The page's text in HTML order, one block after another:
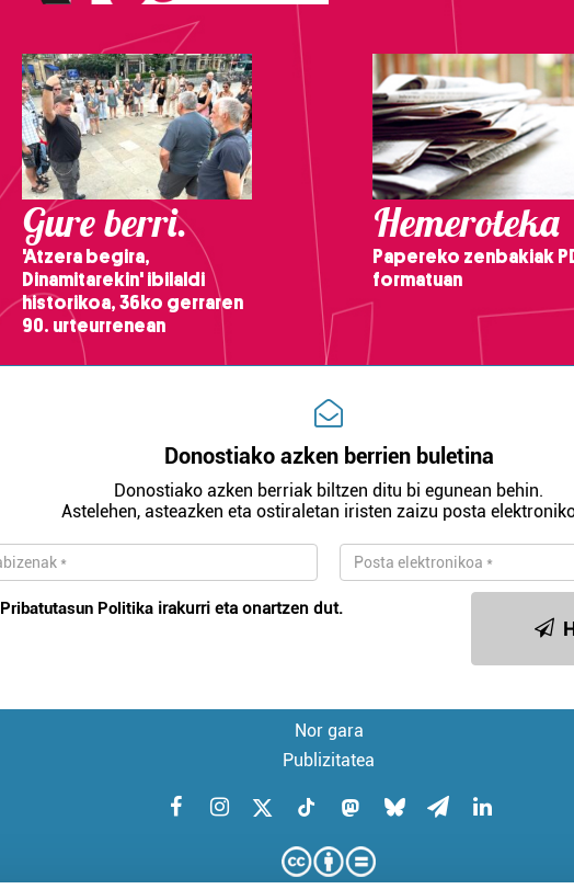
Gure berri.
'Atzera begira,
Dinamitarekin' ibilaldi
historikoa, 36ko gerraren
90. urteurrenean
Hemeroteka
Papereko zenbakiak
formatuan
Donostiako azken berrien buletina
Donostiako azken berriak biltzen ditu bi egunean behin.
Astelehen, asteazken eta ostiraletan iristen zaizu posta
Pribatutasun Politika irakurri eta onartzen dut.
Nor gara
Publizitatea